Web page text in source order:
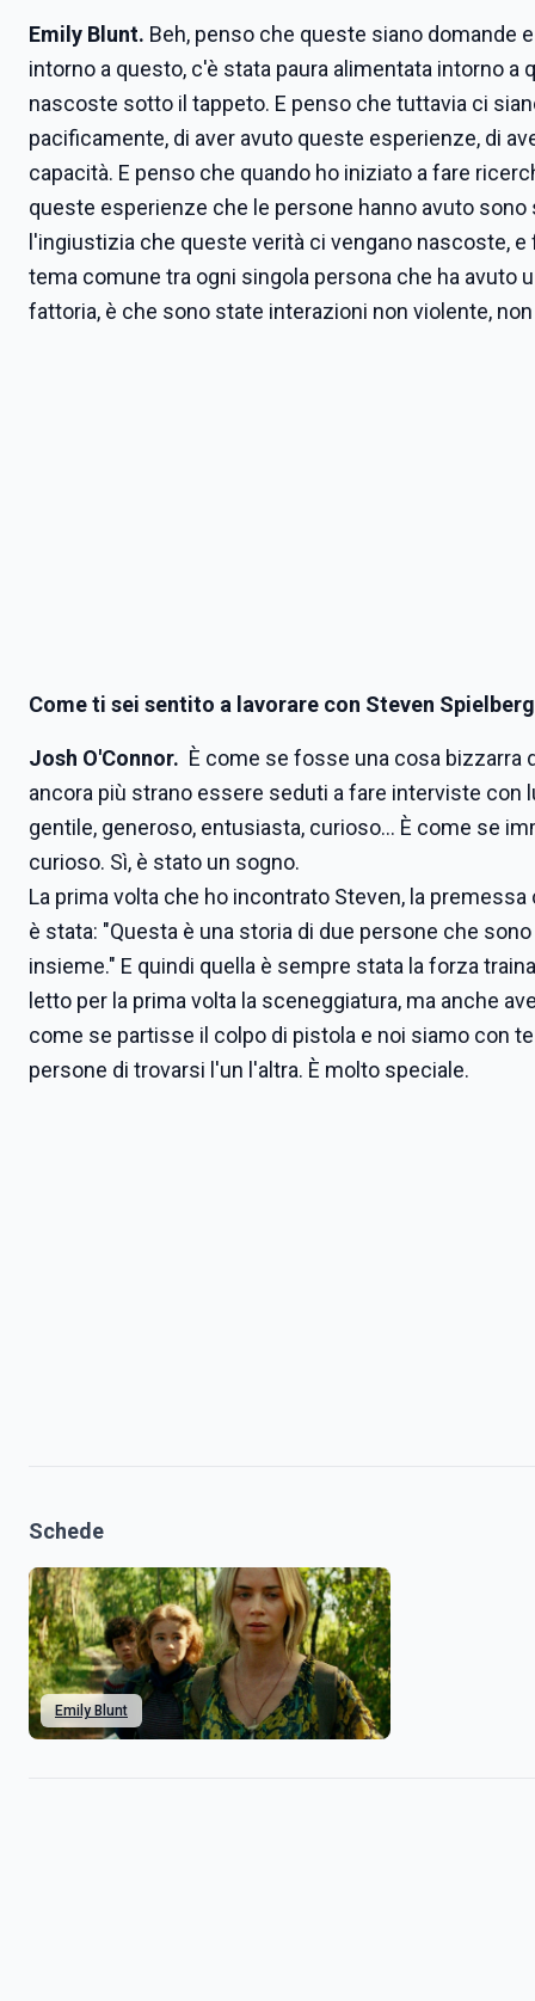
Emily Blunt. Beh, penso che queste siano domande
intorno a questo, c'è stata paura alimentata intorno
nascoste sotto il tappeto. E penso che tuttavia ci
pacificamente, di aver avuto queste esperienze, di
capacità. E penso che quando ho iniziato a fare
queste esperienze che le persone hanno avuto
l'ingiustizia che queste verità ci vengano nascoste,
tema comune tra ogni singola persona che ha avuto
fattoria, è che sono state interazioni non violente,
Come ti sei sentito a lavorare con Steven
Josh O'Connor. È come se fosse una cosa bizzarra
ancora più strano essere seduti a fare interviste con
gentile, generoso, entusiasta, curioso... È come se
curioso. Sì, è stato un sogno.
La prima volta che ho incontrato Steven, la
è stata: "Questa è una storia di due persone che
insieme." E quindi quella è sempre stata la forza
letto per la prima volta la sceneggiatura, ma anche
come se partisse il colpo di pistola e noi siamo con
persone di trovarsi l'un l'altra. È molto speciale.
Schede
Emily Blunt